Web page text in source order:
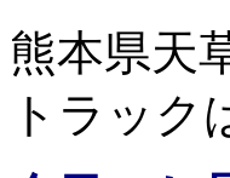
熊本県天
トラック